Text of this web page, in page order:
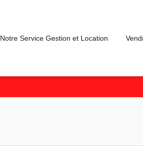
Notre Service Gestion et Location